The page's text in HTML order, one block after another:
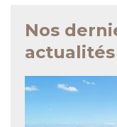
Nos
actualités